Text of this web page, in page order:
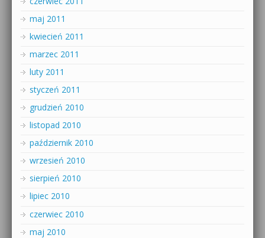
maj 2011
kwiecień 2011
marzec 2011
luty 2011
styczeń 2011
grudzień 2010
listopad 2010
październik 2010
wrzesień 2010
sierpień 2010
lipiec 2010
czerwiec 2010
maj 2010